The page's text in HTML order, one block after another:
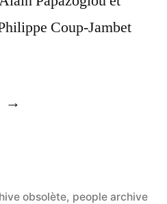
Coup-Jambet
« Soirée
obsolète, people archive